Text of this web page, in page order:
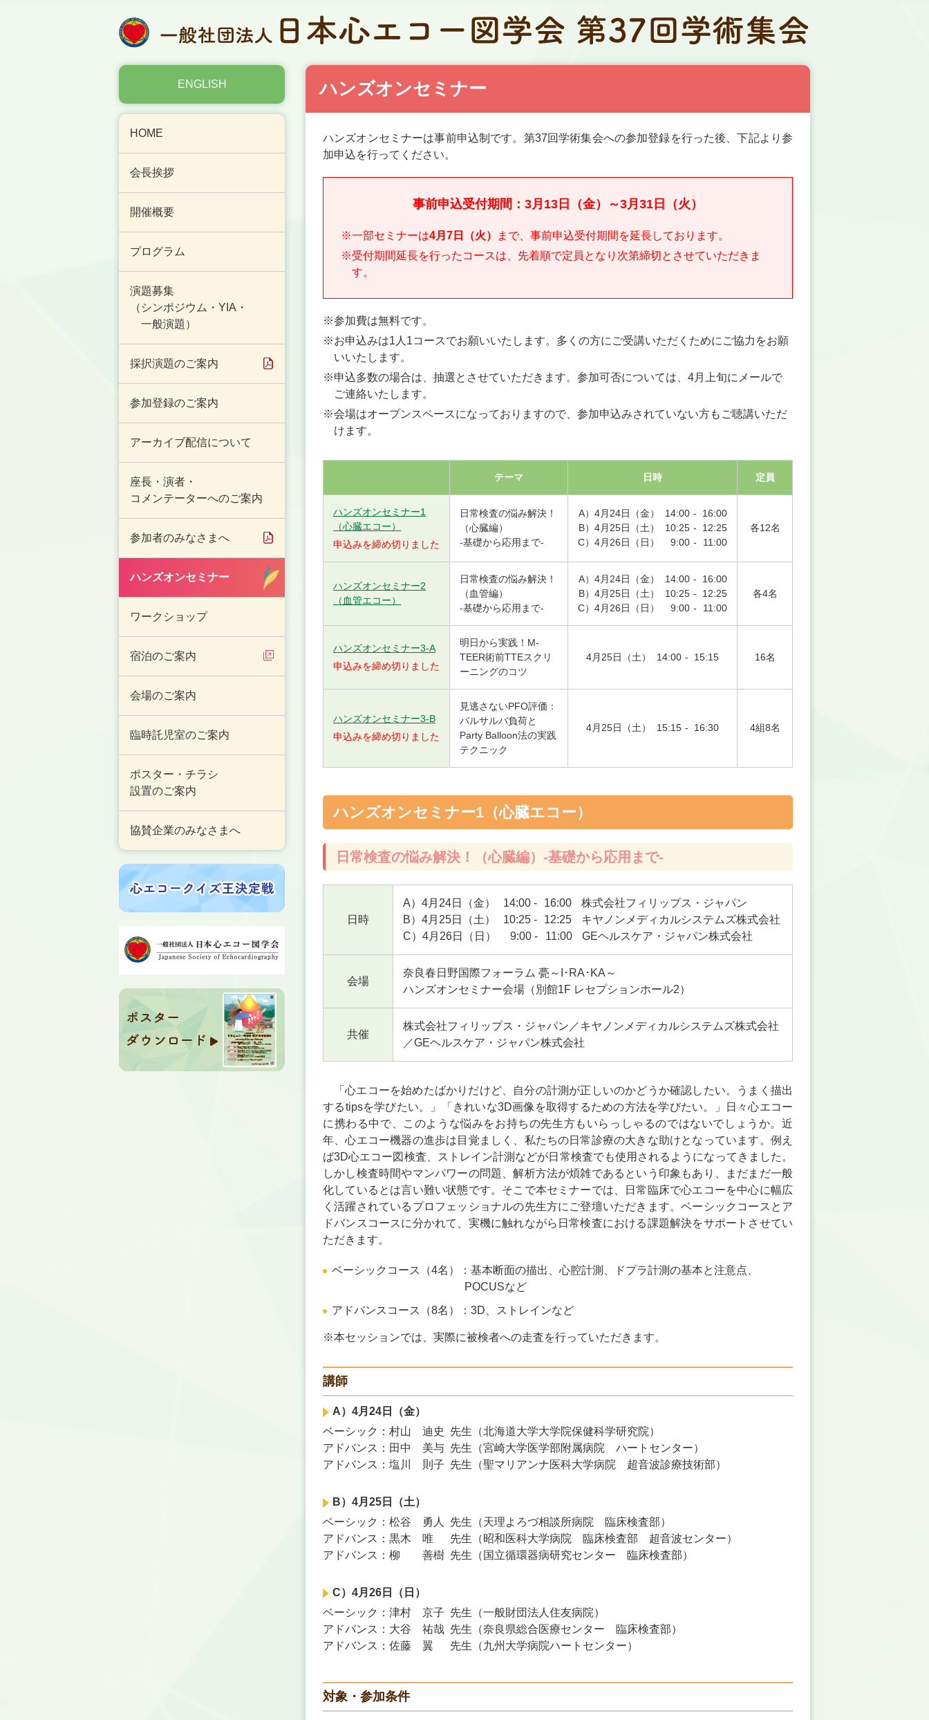
ENGLISH
HOME
会長挨拶
開催概要
プログラム
演題募集
（シンポジウム・YIA・
一般演題）
採択演題のご案内
参加登録のご案内
アーカイブ配信について
座長・演者・
コメンテーターへのご案内
参加者のみなさまへ
ハンズオンセミナー
ワークショップ
宿泊のご案内
会場のご案内
臨時託児室のご案内
ポスター・チラシ
設置のご案内
協賛企業のみなさまへ
ハンズオンセミナー
ハンズオンセミナーは事前申込制です。第37回学術集会への参加登録を行った後、下記より参
加申込を行ってください。
事前申込受付期間：3月13日（金）～3月31日（火）
※一部セミナーは4月7日（火）
まで、事前申込受付期間を延長しております。
※受付期間延長を行ったコースは、先着順で定員となり次第締切とさせていただきま
す。
※参加費は無料です。
※お申込みは1人1コースでお願いいたします。多くの方にご受講いただくためにご協力をお願
いいたします。
※申込多数の場合は、抽選とさせていただきます。参加可否については、4月上旬にメールで
ご連絡いたします。
※会場はオープンスペースになっておりますので、参加申込みされていない方もご聴講いただ
けます。
テーマ 日時 定員
ハンズオンセミナー1
（心臓エコー）
申込みを締め切りました
日常検査の悩み解決！
（心臓編）
-基礎から応用まで-
A）4月24日（金） 14:00 -
16:00
B）4月25日（土）
10:25 -
12:25
C）4月26日（日）
9:00 - 11:00
各12名
ハンズオンセミナー2
（血管エコー）
日常検査の悩み解決！
（血管編）
-基礎から応用まで-
A）4月24日（金） 14:00 -
16:00
B）4月25日（土）
10:25 -
12:25
C）4月26日（日）
9:00 - 11:00
各4名
ハンズオンセミナー3-A
申込みを締め切りました
明日から実践！M-
TEER術前TTEスクリ
ーニングのコツ
4月25日（土） 14:00 - 15:15 16名
ハンズオンセミナー3-B
申込みを締め切りました
見逃さないPFO評価：
バルサルバ負荷と
Party Balloon法の実践
テクニック
4月25日（土） 15:15 - 16:30 4組8名
ハンズオンセミナー1（心臓エコー）
日常検査の悩み解決！（心臓編）-基礎から応用まで-
日時
A）4月24日（金） 14:00 - 16:00
株式会社フィリップス・ジャパン
B）4月25日（土）
10:25 - 12:25
キヤノンメディカルシステムズ株式会社
C）4月26日（日）
9:00 - 11:00 GEヘルスケア・ジャパン株式会社
会場
奈良春日野国際フォーラム 甍～I･RA･KA～
ハンズオンセミナー会場（別館1F レセプションホール2）
共催
株式会社フィリップス・ジャパン／キヤノンメディカルシステムズ株式会社
／GEヘルスケア・ジャパン株式会社
「心エコーを始めたばかりだけど、自分の計測が正しいのかどうか確認したい。うまく描出
するtipsを学びたい。」「きれいな3D画像を取得するための方法を学びたい。」日々心エコー
に携わる中で、このような悩みをお持ちの先生方もいらっしゃるのではないでしょうか。近
年、心エコー機器の進歩は目覚ましく、私たちの日常診療の大きな助けとなっています。例え
ば3D心エコー図検査、ストレイン計測などが日常検査でも使用されるようになってきました。
しかし検査時間やマンパワーの問題、解析方法が煩雑であるという印象もあり、まだまだ一般
化しているとは言い難い状態です。そこで本セミナーでは、日常臨床で心エコーを中心に幅広
く活躍されているプロフェッショナルの先生方にご登壇いただきます。ベーシックコースとア
ドバンスコースに分かれて、実機に触れながら日常検査における課題解決をサポートさせてい
ただきます。
ベーシックコース（4名）：基本断面の描出、心腔計測、ドプラ計測の基本と注意点、
POCUSなど
アドバンスコース（8名）：3D、ストレインなど
※本セッションでは、実際に被検者への走査を行っていただきます。
講師
A）4月24日（金）
ベーシック
村山 迪史
北海道大学大学院保健科学研究院
アドバンス
田中 美与
宮崎大学医学部附属病院 ハートセンター
アドバンス
塩川 則子 聖マリアンナ医科大学病院 超音波診療技術部
B）4月25日（土）
ベーシック
松谷 勇人
天理よろづ相談所病院 臨床検査部
アドバンス
黒木 唯
昭和医科大学病院 臨床検査部 超音波センター
アドバンス
柳 善樹 国立循環器病研究センター 臨床検査部
C）4月26日（日）
ベーシック
津村 京子
一般財団法人住友病院
アドバンス
大谷 祐哉
奈良県総合医療センター 臨床検査部
アドバンス
佐藤 翼 九州大学病院ハートセンター
対象・参加条件